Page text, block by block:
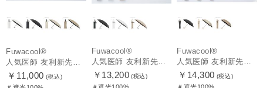
Fuwacool®
人気医師 友利新先生がほんきで作った”絶対に忘れない誰でも日傘”ワンタッチ開閉日傘【晴雨兼用折りたたみ日傘】フワクール® (Fuwacool®) 雨の日OK 軽量 遮光100% UV100％
￥11,000 (税込)
Fuwacool®
人気医師 友利新先生がほんきで作った”絶対に忘れない誰でも日傘” 50【晴雨兼用折りたたみ日傘】フワクール® (Fuwacool®) 雨の日OK 軽量 遮光100% UV100%
￥13,200 (税込)
Fuwacool®
人気医師 友利新先生がほんきで作った”絶対に忘れない誰でも日傘” エレガント派のバンブーフリル【晴雨兼用日傘】フワクール® (Fuwacool®) 雨の日OK 軽量 遮光100% UV100％
￥14,300 (税込)